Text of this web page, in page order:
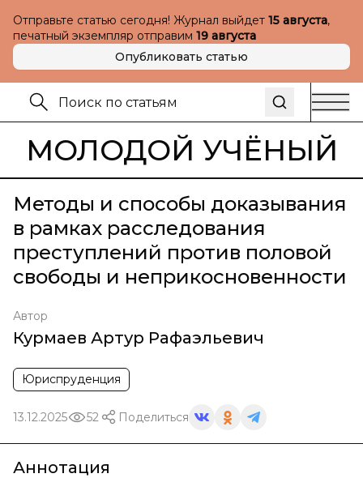
Отправьте статью сегодня! Журнал выйдет 15 августа,
печатный экземпляр отправим 19 августа
Опубликовать статью
МОЛОДОЙ УЧЁНЫЙ
Методы и способы доказывания
в рамках расследования
преступлений против половой
свободы и неприкосновенности
Автор
Курмаев Артур Рафаэльевич
Юриспруденция
13.12.2025 52 Поделиться
Аннотация